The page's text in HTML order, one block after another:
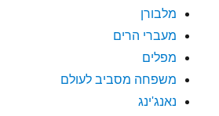
מלבורן
מעברי הרים
מפלים
משפחה מסביב לעולם
נאנג'ינג